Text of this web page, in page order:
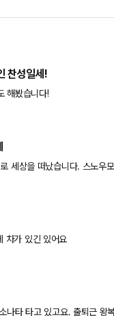
찬성일세!
해봤습니다!
세상을 떠났습니다. 스노우
차가 있긴 있어요